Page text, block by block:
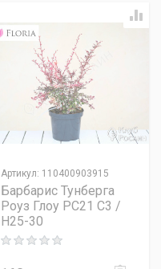
Артикул: 110400903915
Барбарис Тунберга
Роуз Глоу PC21 C3 /
H25-30
Rating: 0 out of 5